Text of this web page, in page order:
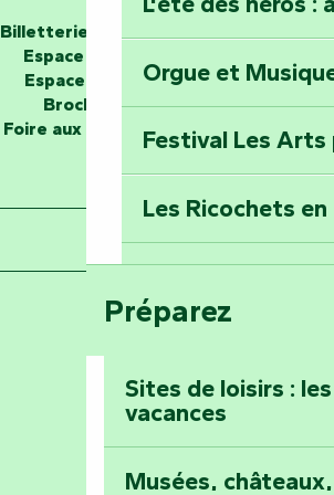
Les passeurs d'histoires
Partez en
Percez les
Voyagez dans le
Maillezais
Montez au
Orgue et
Festival Les Arts
Les Ricochets
Tout l'agenda
Préparez
Sites de loisirs :
vacances
Musées,
Billetterie en ligne
Espace groupe
Espace presse
Brochures
Foire aux questions